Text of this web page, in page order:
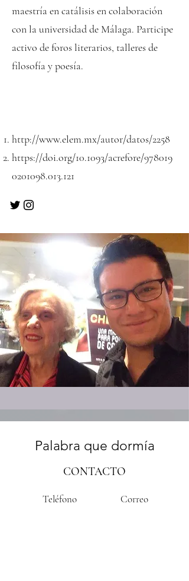
maestría en catálisis en colaboración
con la universidad de Málaga. Participe
activo de foros literarios, talleres de
filosofía y poesía.
http://www.elem.mx/autor/datos/2258
https://doi.org/10.1093/acrefore/978019
0201098.013.121
Palabra que dormía
CONTACTO
Teléfono Correo